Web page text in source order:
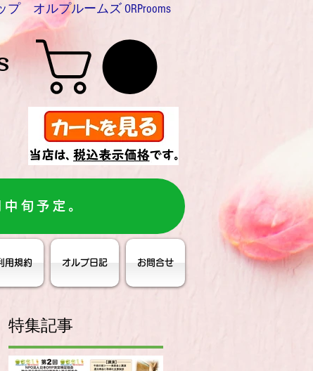
プ オルプルームズ ORProoms
旬予定。
用規約 オルプ日記 お問合せ
特集記事